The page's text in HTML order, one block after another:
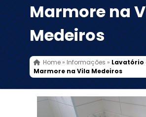
Marmore na
Medeiros
Home» Informações » Lavatório
Marmore na Vila Medeiros